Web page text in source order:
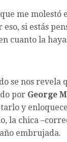
me molestó
si estás
cuanto la
se nos revela
por George
y
la chica
embrujada.